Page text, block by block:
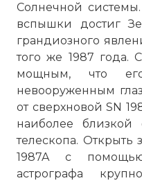
Солнечной
вспышки достиг
грандиозного
того же 1987 года.
мощным, что его
невооруженным
от сверхновой SN
наиболее близкой
телескопа. Открыть
1987A с
астрографа